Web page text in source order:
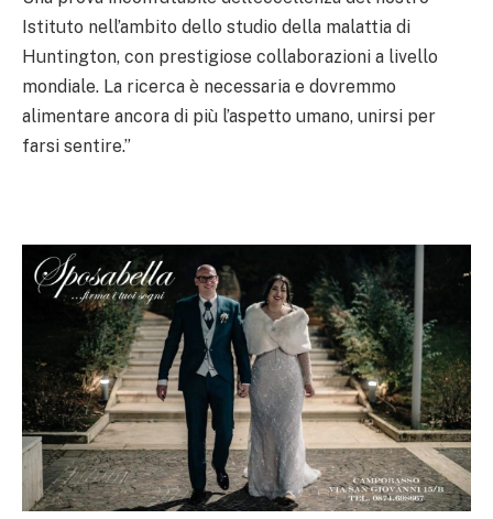
Istituto nell’ambito dello studio della malattia di
Huntington, con prestigiose collaborazioni a livello
mondiale. La ricerca è necessaria e dovremmo
alimentare ancora di più l’aspetto umano, unirsi per
farsi sentire.”